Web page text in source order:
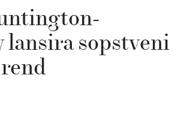
lansira sopstveni